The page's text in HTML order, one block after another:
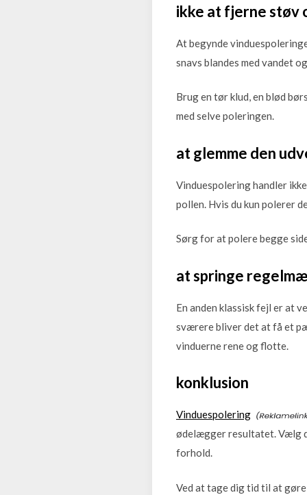
ikke at fjerne støv
At begynde
snavs blandes med vandet
Brug en tør klud, en blød
med selve poleringen.
at glemme den
Vinduespolering handler
pollen. Hvis du kun polerer
Sørg for at polere begge
at springe
En anden klassisk fejl er at
sværere bliver det at få et
vinduerne rene og flotte.
konklusion
Vinduespolering
ødelægger resultatet. Vælg
forhold.
Ved at tage dig tid til at